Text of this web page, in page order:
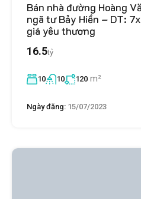
Bán nhà đường Hoàng
ngã tư Bảy Hiền – DT:
giá yêu thương
16.5tỷ
10 10 120 m²
Ngày đăng: 15/07/2023